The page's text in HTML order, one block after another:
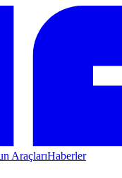
AraçlarıHaberler